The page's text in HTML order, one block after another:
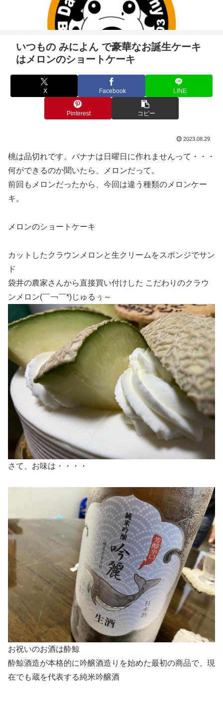
いつもの みによん で豪華なお誕生ケーキ
はメロンのショートケーキ
X Facebook LINE
Pinterest コピー
2023.08.29
桃は品切れです。バナナは日曜日に作れませんって・・・
何ができるのか聞いたら、メロンだって。
前回もメロンだったから、今回は違う種類のメロンケー
キ。
メロンのショートケーキ
カットしたクラウンメロンと生クリームをスポンジでサン
ド
袋井の農家さんから直接買い付けした こだわりのクラウ
ンメロン(￣￢￣*)じゅるぅ～
さて、お味は・・・・
お祝いのお酒は酔鯨
酔鯨酒造が本格的に吟醸酒造りを始めた最初の商品で、現
在でも蔵を代表する純米吟醸酒